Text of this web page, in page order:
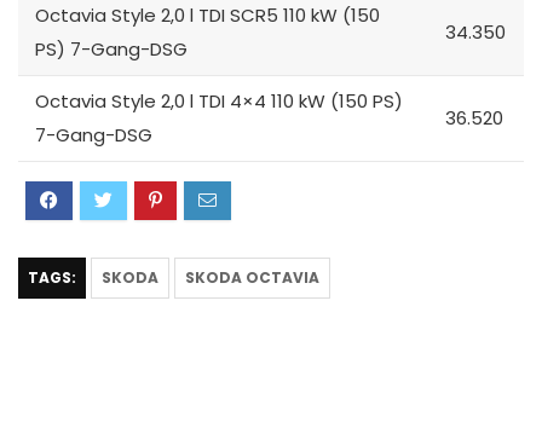
Octavia Style 2,0 l TDI SCR5 110 kW (150
PS) 7-Gang-DSG
34.350
Octavia Style 2,0 l TDI 4×4 110 kW (150 PS)
7-Gang-DSG
36.520
TAGS: SKODA SKODA OCTAVIA